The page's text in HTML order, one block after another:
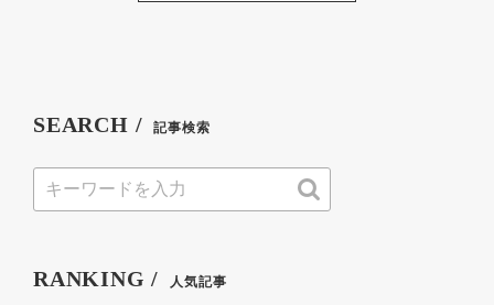
SEARCH / 記事検索
RANKING / 人気記事